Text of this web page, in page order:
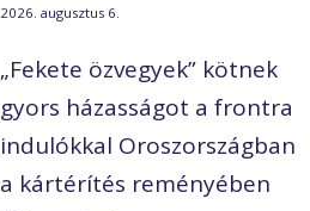
2026. augusztus 6.
„Fekete özvegyek” kötnek
gyors házasságot a frontra
indulókkal Oroszországban
a kártérítés reményében